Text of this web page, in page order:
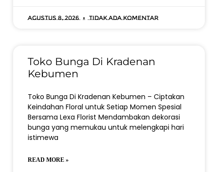
Agustus 8, 2026 Tidak ada komentar
Toko Bunga Di Kradenan
Kebumen
Toko Bunga Di Kradenan Kebumen – Ciptakan
Keindahan Floral untuk Setiap Momen Spesial
Bersama Lexa Florist Mendambakan dekorasi
bunga yang memukau untuk melengkapi hari
istimewa
READ MORE »